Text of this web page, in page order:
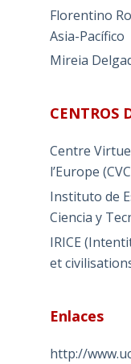
Florentino
Asia-Pacífico
Mireia
CENTROS
Centre
l’Europe
Instituto de
Ciencia y
IRICE
et
Enlaces
http://